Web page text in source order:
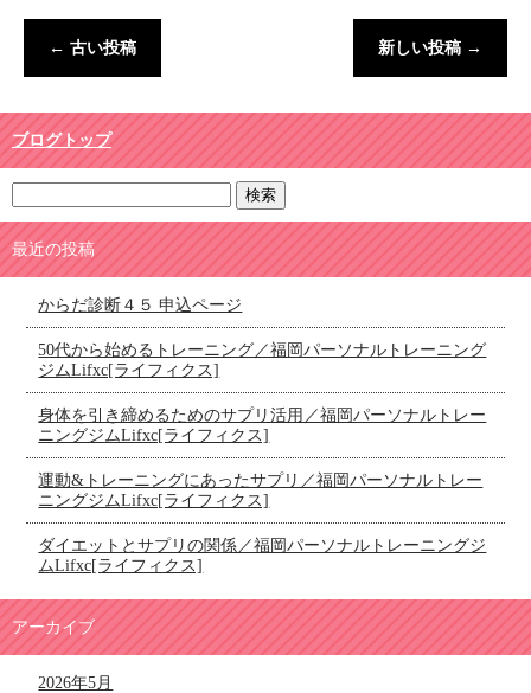
← 古い投稿 新しい投稿 →
ブログトップ
最近の投稿
からだ診断４５ 申込ページ
50代から始めるトレーニング／福岡パーソナルトレーニング
ジムLifxc[ライフィクス]
身体を引き締めるためのサプリ活用／福岡パーソナルトレー
ニングジムLifxc[ライフィクス]
運動&トレーニングにあったサプリ／福岡パーソナルトレー
ニングジムLifxc[ライフィクス]
ダイエットとサプリの関係／福岡パーソナルトレーニングジ
ムLifxc[ライフィクス]
アーカイブ
2026年5月